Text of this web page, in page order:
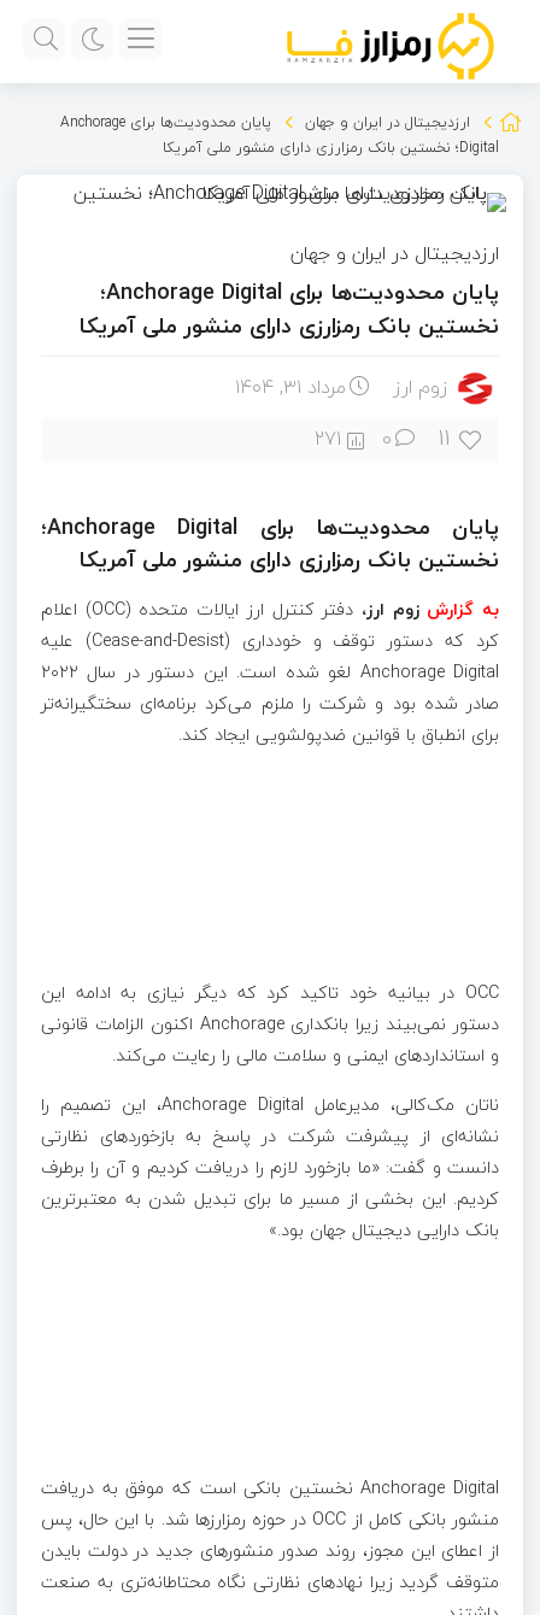
ارزدیجیتال در ایران و جهان
پایان محدودیت‌ها برای Anchorage
Digital؛ نخستین بانک رمزارزی دارای منشور ملی آمریکا
ارزدیجیتال در ایران و جهان
پایان محدودیت‌ها برای Anchorage Digital؛
نخستین بانک رمزارزی دارای منشور ملی آمریکا
زوم ارز مرداد ۳۱, ۱۴۰۴
11
0
271
پایان محدودیت‌ها برای Anchorage Digital؛
نخستین بانک رمزارزی دارای منشور ملی آمریکا
به گزارش زوم ارز،
دفتر کنترل ارز ایالات متحده (OCC) اعلام
کرد که دستور توقف و خودداری (Cease-and-Desist) علیه
Anchorage Digital لغو شده است. این دستور در سال ۲۰۲۲
صادر شده بود و شرکت را ملزم می‌کرد برنامه‌ای سختگیرانه‌تر
برای انطباق با قوانین ضدپولشویی ایجاد کند.
OCC در بیانیه خود تاکید کرد که دیگر نیازی به ادامه این
دستور نمی‌بیند زیرا بانکداری Anchorage اکنون الزامات قانونی
و استانداردهای ایمنی و سلامت مالی را رعایت می‌کند.
ناتان مک‌کالی، مدیرعامل Anchorage Digital، این تصمیم را
نشانه‌ای از پیشرفت شرکت در پاسخ به بازخوردهای نظارتی
دانست و گفت: «ما بازخورد لازم را دریافت کردیم و آن را برطرف
کردیم. این بخشی از مسیر ما برای تبدیل شدن به معتبرترین
بانک دارایی دیجیتال جهان بود.»
Anchorage Digital نخستین بانکی است که موفق به دریافت
منشور بانکی کامل از OCC در حوزه رمزارزها شد. با این حال، پس
از اعطای این مجوز، روند صدور منشورهای جدید در دولت بایدن
متوقف گردید زیرا نهادهای نظارتی نگاه محتاطانه‌تری به صنعت